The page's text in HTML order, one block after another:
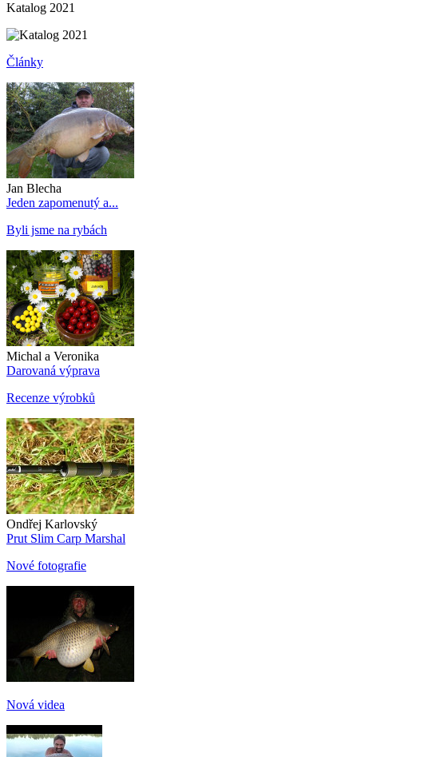
Katalog 2021
Články
Jan Blecha
Jeden zapomenutý a...
Byli jsme na rybách
Michal a Veronika
Darovaná výprava
Recenze výrobků
Ondřej Karlovský
Prut Slim Carp Marshal
Nové fotografie
Nová videa